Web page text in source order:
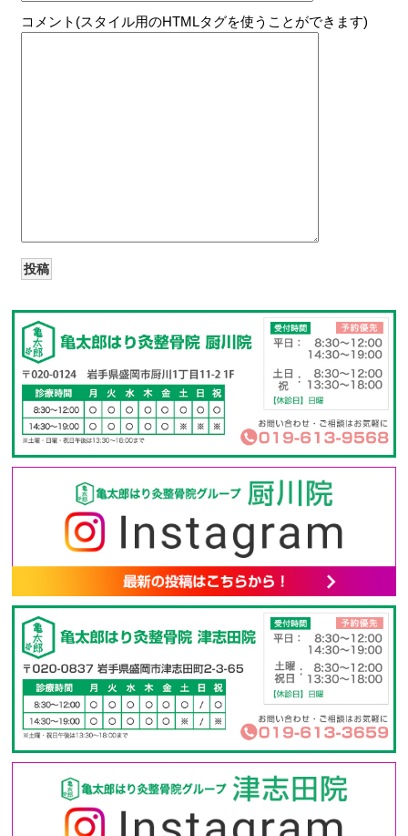
コメント(スタイル用のHTMLタグを使うことができます)